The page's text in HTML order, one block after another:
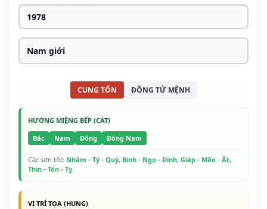
CUNG TỐN ĐÔNG TỨ MỆNH
HƯỚNG MIỆNG BẾP (CÁT)
Bắc
Nam Đông Đông Nam
Các sơn tốt: Nhâm - Tý - Quý, Bính - Ngọ - Đinh, Giáp - Mão - Ất,
Thìn - Tốn - Tỵ
VỊ TRÍ TỌA (HUNG)